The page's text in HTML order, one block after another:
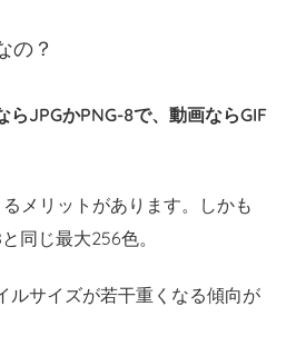
の？
らJPGかPNG-8で、動画ならGIF
メリットがあります。しかも
同じ最大256色。
ルサイズが若干重くなる傾向が